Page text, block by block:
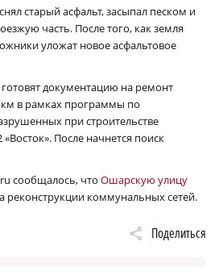
старый асфальт, засыпал песком и
часть. После того, как земля
уложат новое асфальтовое
документацию на ремонт
км в рамках программы по
при строительстве
После начнется поиск
сообщалось, что Ошарскую улицу
реконструкции коммунальных сетей.
Поделиться